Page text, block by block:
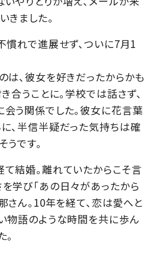
きました。
慣れで進展せず、ついに7月1
は、彼女を好きだったからかも
合うことに。学校では話さず、
う関係でした。彼女に花言葉
、半信半疑だった気持ちは確
です。
結婚。離れていたからこそ言
学び「あの日々があったから
さん。10年を経て、恋は愛へと
物語のような時間を共に歩ん